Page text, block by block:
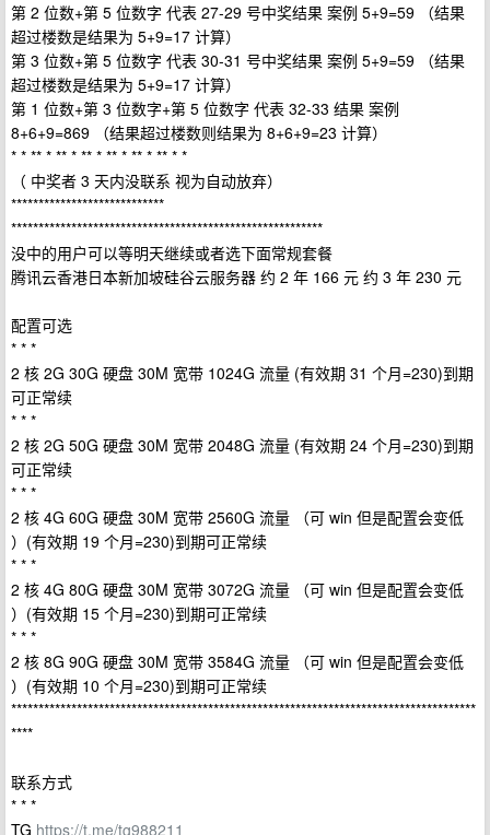
第 2 位数+第 5 位数字 代表 27-29 号中奖结果 案例 5+9=59 （结果
超过楼数是结果为 5+9=17 计算）
第 3 位数+第 5 位数字 代表 30-31 号中奖结果 案例 5+9=59 （结果
超过楼数是结果为 5+9=17 计算）
第 1 位数+第 3 位数字+第 5 位数字 代表 32-33 结果 案例
8+6+9=869 （结果超过楼数则结果为 8+6+9=23 计算）
* * ** * ** * ** * ** * ** * ** * *
（ 中奖者 3 天内没联系 视为自动放弃）
****************************
*********************************************************
没中的用户可以等明天继续或者选下面常规套餐
腾讯云香港日本新加坡硅谷云服务器 约 2 年 166 元 约 3 年 230 元
配置可选
* * *
2 核 2G 30G 硬盘 30M 宽带 1024G 流量 (有效期 31 个月=230)到期
可正常续
* * *
2 核 2G 50G 硬盘 30M 宽带 2048G 流量 (有效期 24 个月=230)到期
可正常续
* * *
2 核 4G 60G 硬盘 30M 宽带 2560G 流量 （可 win 但是配置会变低
）(有效期 19 个月=230)到期可正常续
* * *
2 核 4G 80G 硬盘 30M 宽带 3072G 流量 （可 win 但是配置会变低
）(有效期 15 个月=230)到期可正常续
* * *
2 核 8G 90G 硬盘 30M 宽带 3584G 流量 （可 win 但是配置会变低
）(有效期 10 个月=230)到期可正常续
*************************************************************************************
****
联系方式
* * *
TG https://t.me/tg988211